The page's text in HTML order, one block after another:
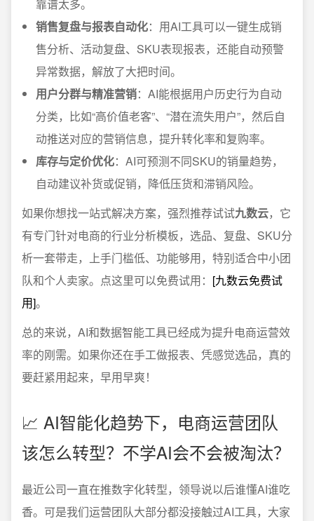
靠谱太多。
销售复盘与报表自动化：用AI工具可以一键生成销
售分析、活动复盘、SKU表现报表，还能自动预警
异常数据，解放了大把时间。
用户分群与精准营销：AI能根据用户历史行为自动
分类，比如“高价值老客”、“潜在流失用户”，然后自
动推送对应的营销信息，提升转化率和复购率。
库存与定价优化：AI可预测不同SKU的销量趋势，
自动建议补货或促销，降低压货和滞销风险。
如果你想找一站式解决方案，强烈推荐试试九数云，它
有专门针对电商的行业分析模板，选品、复盘、SKU分
析一套带走，上手门槛低、功能够用，特别适合中小团
队和个人卖家。点这里可以免费试用： [九数云免费试
用]。
总的来说，AI和数据智能工具已经成为提升电商运营效
率的刚需。如果你还在手工做报表、凭感觉选品，真的
要赶紧用起来，早用早爽！
📈 AI智能化趋势下，电商运营团队
该怎么转型？不学AI会不会被淘汰？
最近公司一直在推数字化转型，领导说以后谁懂AI谁吃
香。可是我们运营团队大部分都没接触过AI工具，大家